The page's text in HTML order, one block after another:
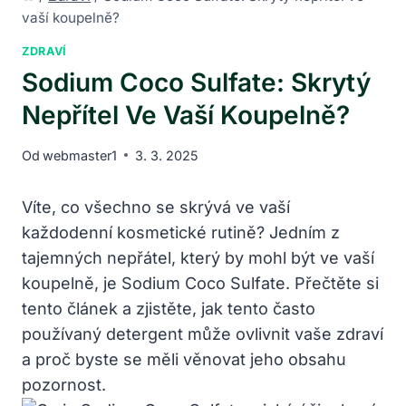
vaší koupelně?
ZDRAVÍ
Sodium Coco Sulfate: Skrytý
Nepřítel Ve Vaší Koupelně?
Od webmaster1 3. 3. 2025
Víte, co všechno se skrývá ve vaší
každodenní kosmetické rutině? Jedním z
tajemných nepřátel, který by mohl být ve vaší
koupelně, je Sodium Coco Sulfate. Přečtěte si
tento článek a zjistěte, jak tento často
používaný detergent může ovlivnit vaše zdraví
a proč byste se měli věnovat jeho obsahu
pozornost.